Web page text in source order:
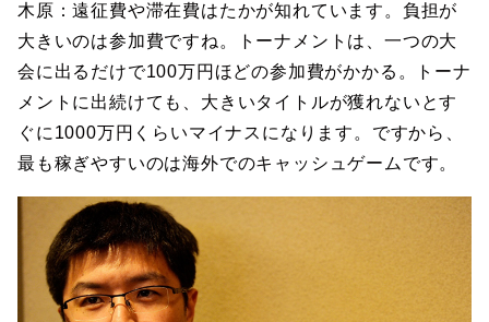
木原：遠征費や滞在費はたかが知れています。負担が
大きいのは参加費ですね。トーナメントは、一つの大
会に出るだけで100万円ほどの参加費がかかる。トーナ
メントに出続けても、大きいタイトルが獲れないとす
ぐに1000万円くらいマイナスになります。ですから、
最も稼ぎやすいのは海外でのキャッシュゲームです。